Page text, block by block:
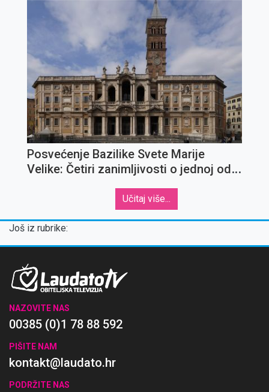
Posvećenje Bazilike Svete Marije
Velike: Četiri zanimljivosti o jednoj od
Učitaj više...
Još iz rubrike:
NAZOVITE NAS
00385 (0)1 78 88 592
PIŠITE NAM
kontakt@laudato.hr
PODRŽITE NAS